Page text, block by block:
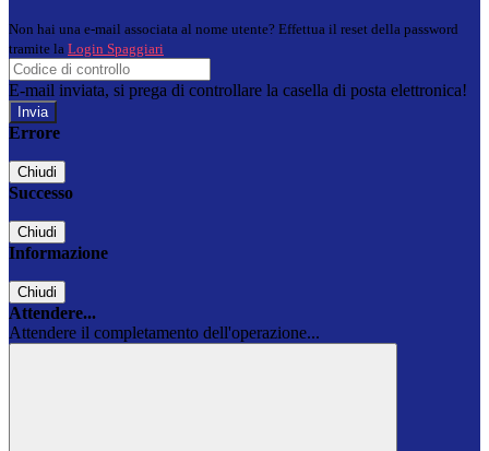
Non hai una e-mail associata al nome utente? Effettua il reset della password
tramite la Login Spaggiari
E-mail inviata, si prega di controllare la casella di posta elettronica!
Errore
Chiudi
Successo
Chiudi
Informazione
Chiudi
Attendere...
Attendere il completamento dell'operazione...